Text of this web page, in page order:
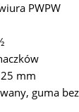
PWPW
mm
guma